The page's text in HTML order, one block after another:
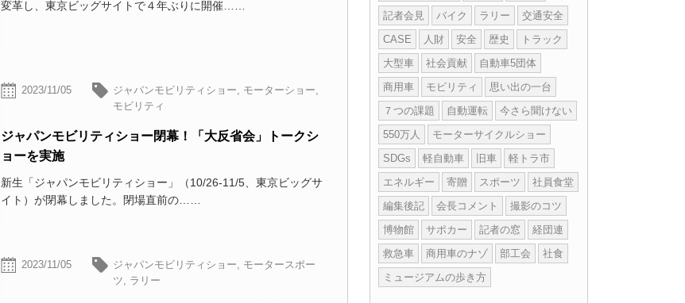
変革し、東京ビッグサイトで４年ぶりに開催……
2023/11/05 ジャパンモビリティショー モーターショー
モビリティ
ジャパンモビリティショー閉幕！「大反省会」トークシ
ョーを実施
新生「ジャパンモビリティショー」（10/26-11/5、東京ビッグサ
イト）が閉幕しました。閉場直前の……
2023/11/05 ジャパンモビリティショー, モータースポー
ツ, ラリー
記者会見
バイク ラリー
交通安全
CASE
人財 安全 歴史
トラック
大型車
社会貢献
自動車5団体
商用車
モビリティ
思い出の一台
７つの課題
自動運転
今さら聞けない
550万人
モーターサイクルショー
SDGs
軽自動車 旧車
軽トラ市
エネルギー
寄贈 スポーツ
社員食堂
編集後記
会長コメント
撮影のコツ
博物館
サポカー 記者の窓
経団連
救急車
商用車のナゾ 部工会
社食
ミュージアムの歩き方